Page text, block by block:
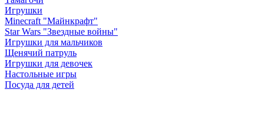
Игрушки
Minecraft "Майнкрафт"
Star Wars "Звездные войны"
Игрушки для мальчиков
Щенячий патруль
Игрушки для девочек
Настольные игры
Посуда для детей